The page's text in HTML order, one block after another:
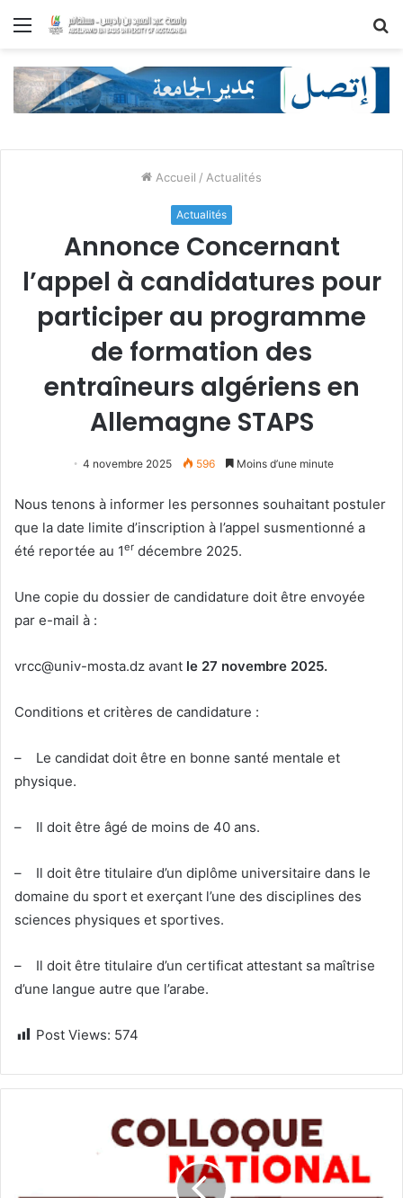
Menu
Accueil / Actualités
Actualités
Annonce Concernant
l’appel à candidatures pour
participer au programme
de formation des
entraîneurs algériens en
Allemagne STAPS
4 novembre 2025 596 Moins d’une minute
Nous tenons à informer les personnes souhaitant postuler
que la date limite d’inscription à l’appel susmentionné a
été reportée au 1er décembre 2025.
Une copie du dossier de candidature doit être envoyée
par e-mail à :
vrcc@univ-mosta.dz avant le 27 novembre 2025.
Conditions et critères de candidature :
– Le candidat doit être en bonne santé mentale et
physique.
– Il doit être âgé de moins de 40 ans.
– Il doit être titulaire d’un diplôme universitaire dans le
domaine du sport et exerçant l’une des disciplines des
sciences physiques et sportives.
– Il doit être titulaire d’un certificat attestant sa maîtrise
d’une langue autre que l’arabe.
Post Views: 574